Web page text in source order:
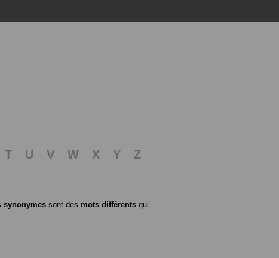
T U V W X Y
Z
synonymes sont des mots différents qui